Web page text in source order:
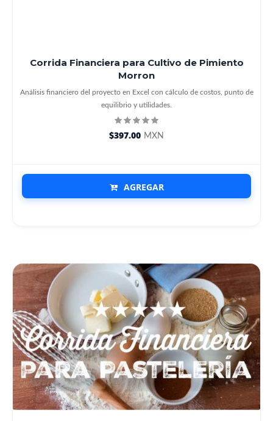
Corrida Financiera para Cultivo de Pimiento
Morron
Análisis financiero del proyecto en Excel con cálculo de costos, punto de
equilibrio y utilidades.
$397.00 MXN
AGREGAR